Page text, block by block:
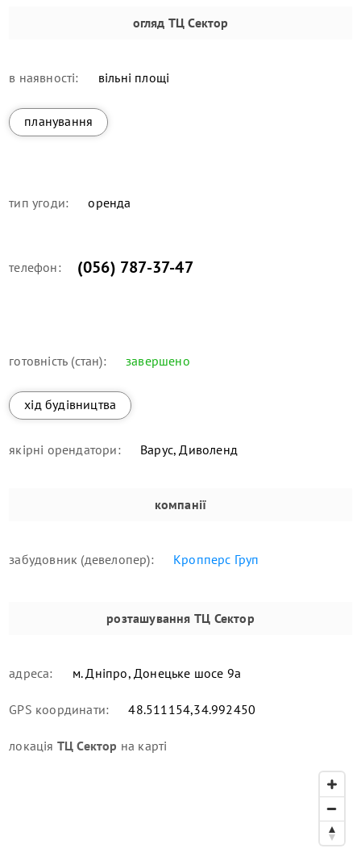
огляд ТЦ Сектор
в наявності: вільні площі
планування
тип угоди: оренда
телефон: (056) 787-37-47
готовність (стан): завершено
хід будівництва
якірні орендатори: Варус, Диволенд
компанії
забудовник (девелопер): Кропперс Груп
розташування ТЦ Сектор
адреса: м. Дніпро, Донецьке шосе 9а
GPS координати: 48.511154,34.992450
локація ТЦ Сектор на карті